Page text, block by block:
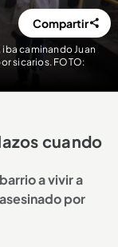
caminando Juan
sicarios. FOTO:
Compartir
cuando
a vivir a
por